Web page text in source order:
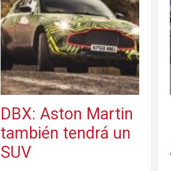
DBX: Aston Martin
también tendrá un
SUV